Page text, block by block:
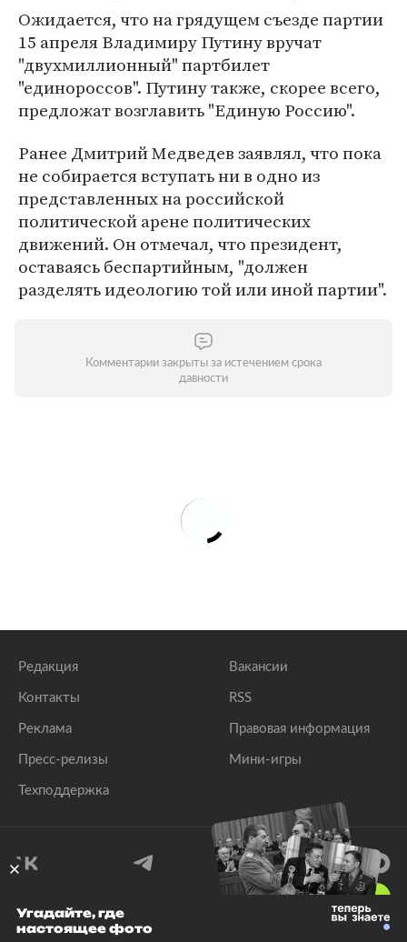
Ожидается, что на грядущем съезде партии
15 апреля Владимиру Путину вручат
"двухмиллионный" партбилет
"единороссов". Путину также, скорее всего,
предложат возглавить "Единую Россию".
Ранее Дмитрий Медведев заявлял, что пока
не собирается вступать ни в одно из
представленных на российской
политической арене политических
движений. Он отмечал, что президент,
оставаясь беспартийным, "должен
разделять идеологию той или иной партии".
Комментарии закрыты за истечением срока
давности
Редакция
Контакты
Реклама
Пресс-релизы
Техподдержка
Вакансии
RSS
Правовая информация
Мини-игры
© 1999–2026 Все права защищены.
Угадайте, где
настоящее фото